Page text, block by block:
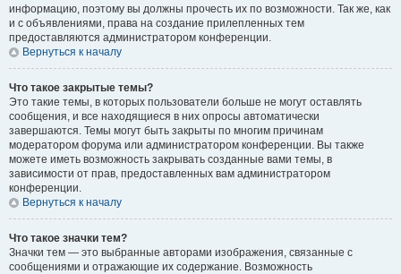
информацию, поэтому вы должны прочесть их по возможности. Так же, как
и с объявлениями, права на создание прилепленных тем
предоставляются администратором конференции.
Вернуться к началу
Что такое закрытые темы?
Это такие темы, в которых пользователи больше не могут оставлять
сообщения, и все находящиеся в них опросы автоматически
завершаются. Темы могут быть закрыты по многим причинам
модератором форума или администратором конференции. Вы также
можете иметь возможность закрывать созданные вами темы, в
зависимости от прав, предоставленных вам администратором
конференции.
Вернуться к началу
Что такое значки тем?
Значки тем — это выбранные авторами изображения, связанные с
сообщениями и отражающие их содержание. Возможность